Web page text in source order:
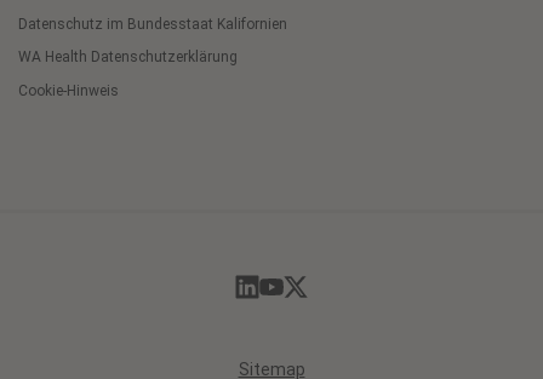
Datenschutz im Bundesstaat Kalifornien
WA Health Datenschutzerklärung
Cookie-Hinweis
Sitemap